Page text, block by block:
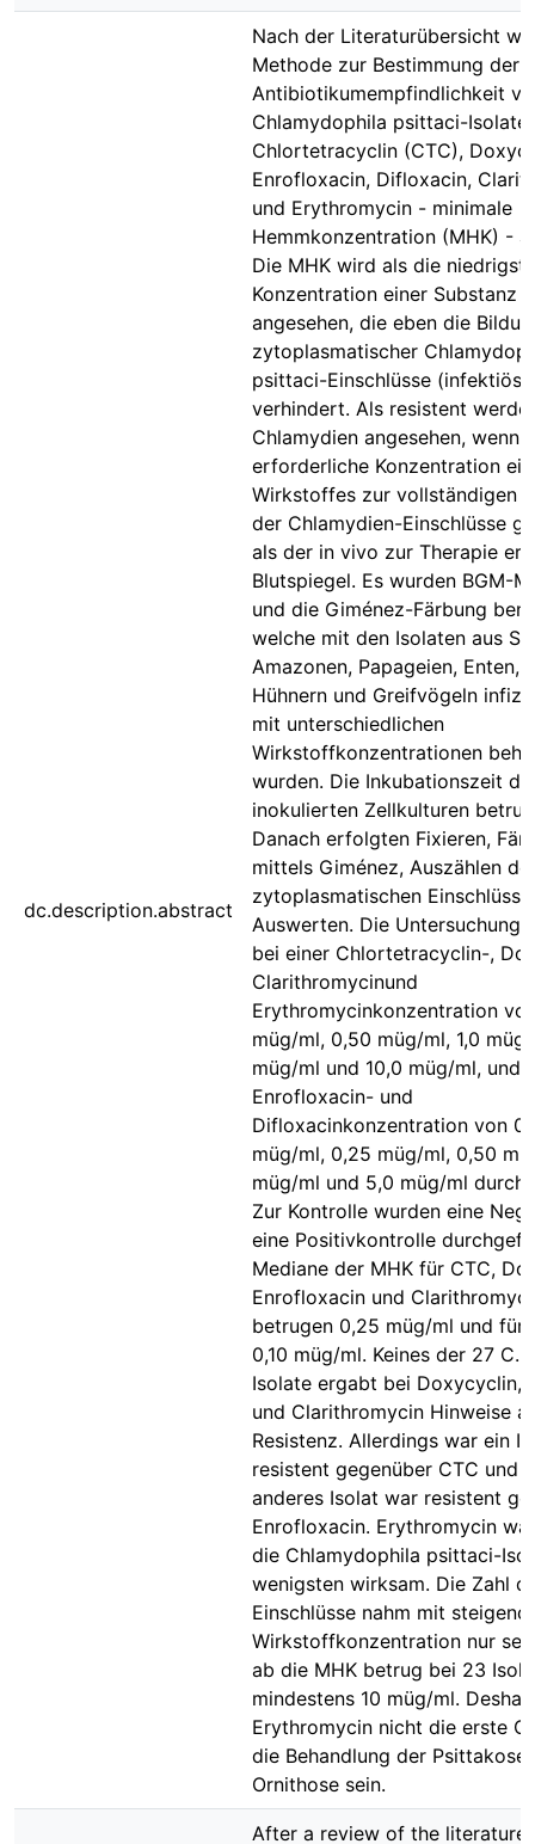
dc.description.abstract
Nach der Literaturübersicht
Methode zur Bestimmung der
Antibiotikumempfindlichkeit
Chlamydophila psittaci-
Chlortetracyclin (CTC),
Enrofloxacin, Difloxacin,
und Erythromycin - minimale
Hemmkonzentration (MHK) -
Die MHK wird als die niedrigste
Konzentration einer Substanz
angesehen, die eben die
zytoplasmatischer
psittaci-Einschlüsse
verhindert. Als resistent
Chlamydien angesehen, wenn
erforderliche Konzentration
Wirkstoffes zur vollständigen
der Chlamydien-Einschlüsse
als der in vivo zur Therapie
Blutspiegel. Es wurden BGM-
und die Giménez-Färbung
welche mit den Isolaten aus
Amazonen, Papageien, Enten,
Hühnern und Greifvögeln
mit unterschiedlichen
Wirkstoffkonzentrationen
wurden. Die Inkubationszeit
inokulierten Zellkulturen
Danach erfolgten Fixieren,
mittels Giménez, Auszählen
zytoplasmatischen
Auswerten. Die
bei einer Chlortetracyclin-,
Clarithromycinund
Erythromycinkonzentration
müg/ml, 0,50 müg/ml, 1,0
müg/ml und 10,0 müg/ml, und
Enrofloxacin- und
Difloxacinkonzentration von
müg/ml, 0,25 müg/ml, 0,50
müg/ml und 5,0 müg/ml
Zur Kontrolle wurden eine
eine Positivkontrolle
Mediane der MHK für CTC,
Enrofloxacin und
betrugen 0,25 müg/ml und für
0,10 müg/ml. Keines der 27 C.
Isolate ergabt bei Doxycyclin,
und Clarithromycin Hinweise
Resistenz. Allerdings war ein
resistent gegenüber CTC und
anderes Isolat war resistent
Enrofloxacin. Erythromycin
die Chlamydophila psittaci-
wenigsten wirksam. Die Zahl
Einschlüsse nahm mit
Wirkstoffkonzentration nur
ab die MHK betrug bei 23
mindestens 10 müg/ml.
Erythromycin nicht die erste
die Behandlung der Psittakose
Ornithose sein.
After a review of the